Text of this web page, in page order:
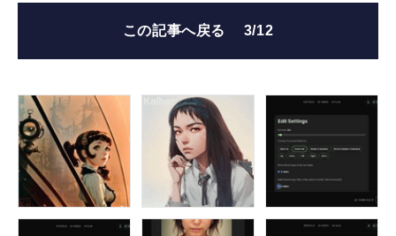
この記事へ戻る 3/12